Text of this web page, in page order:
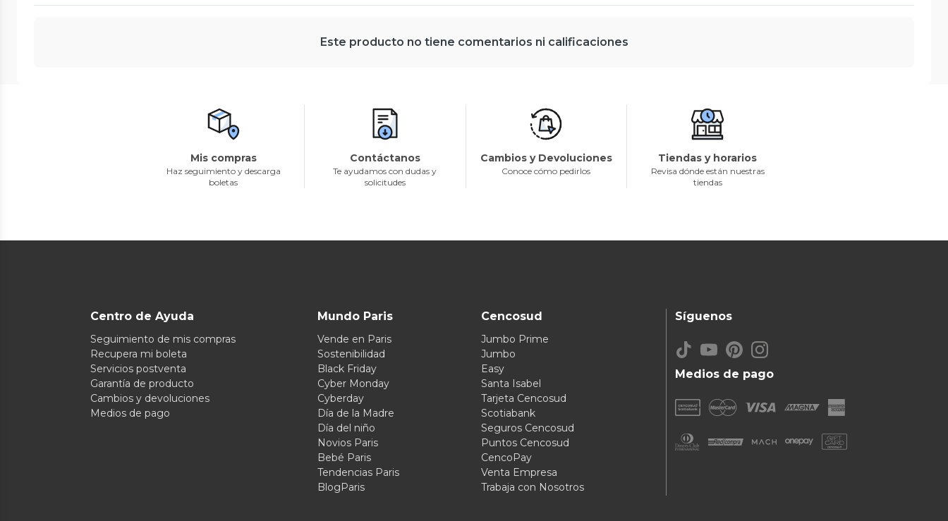
Este producto no tiene comentarios ni calificaciones
Mis compras
Haz seguimiento y descarga
boletas
Contáctanos
Te ayudamos con dudas y
solicitudes
Cambios y Devoluciones
Conoce cómo pedirlos
Tiendas y horarios
Revisa dónde están nuestras
tiendas
Centro de Ayuda
Seguimiento de mis compras
Recupera mi boleta
Servicios postventa
Garantía de producto
Cambios y devoluciones
Medios de pago
Mundo Paris
Vende en Paris
Sostenibilidad
Black Friday
Cyber Monday
Cyberday
Día de la Madre
Día del niño
Novios Paris
Bebé Paris
Tendencias Paris
BlogParis
Cencosud
Jumbo Prime
Jumbo
Easy
Santa Isabel
Tarjeta Cencosud
Scotiabank
Seguros Cencosud
Puntos Cencosud
CencoPay
Venta Empresa
Trabaja con Nosotros
Medios de pago
Síguenos